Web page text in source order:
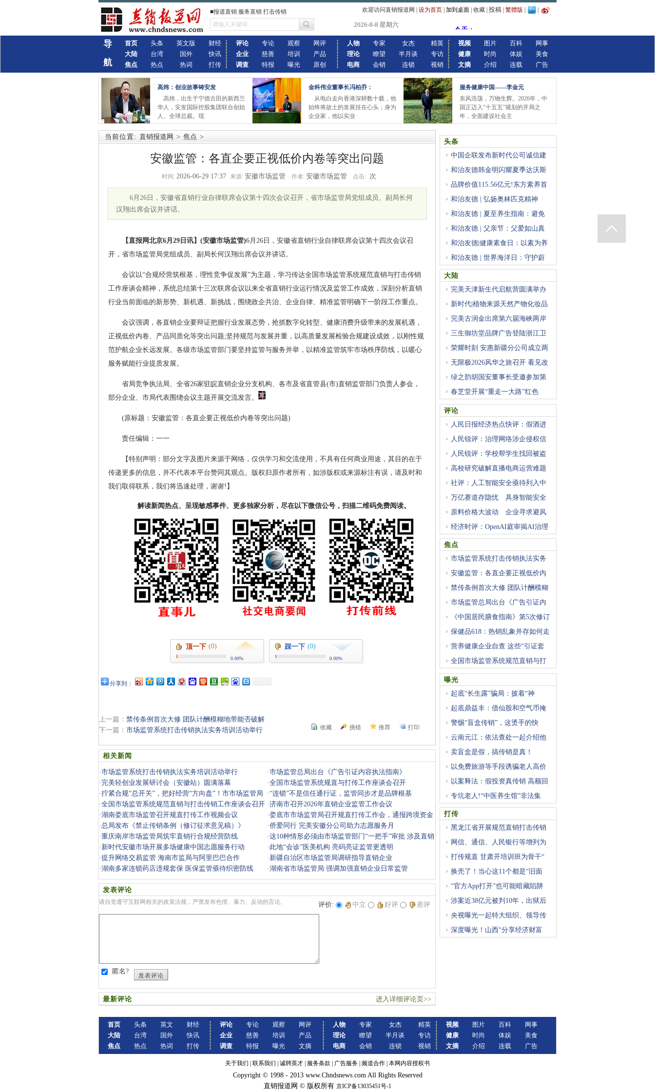
■报道直销 服务直销 打击传销 欢迎访问直销报道网 设为首页 加到桌面 收藏 投稿 繁體版
2026-8-8 星期六
导
航
首页
大陆
焦点
头条
台湾
热点
英文版
国外
热词
财经
快讯
打传
评论
企业
调查
专论
慈善
特报
观察
培训
曝光
网评
产品
原创
人物
理论
电商
专家
瞭望
会销
女杰
半月谈
连锁
精英
专访
视销
视频
健康
文摘
图片
时尚
介绍
百科
体娱
连载
网事
美食
广告
高炜：创业故事铸安发
高炜，出生于宁德古田的新西兰
华人，安发国际控股集团联合创始
人、全球总裁。现
金科伟业董事长冯柏乔：
从电白走向香港深耕数十载，他
始终将故土的发展挂在心头；身为
企业家，他以实业
服务健康中国——李金元
东风浩荡，万物生辉。2026年，中
国正迈入“十五五”规划的开局之
年，全面建设社会主
当前位置: 直销报道网 > 焦点 >
安徽监管：各直企要正视低价内卷等突出问题
时间: 2026-06-29 17:37 来源: 安徽市场监管 作者: 安徽市场监管 点击: 次
6月26日，安徽省直销行业自律联席会议第十四次会议召开，省市场监管局党组成员、副局长何
汉翔出席会议并讲话。
【直报网北京6月29日讯】(安徽市场监管)6月26日，安徽省直销行业自律联席会议第十四次会议召
开，省市场监管局党组成员、副局长何汉翔出席会议并讲话。
会议以“合规经营筑根基，理性竞争促发展”为主题，学习传达全国市场监管系统规范直销与打击传销
工作座谈会精神，系统总结第十三次联席会议以来全省直销行业运行情况及监管工作成效，深刻分析直销
行业当前面临的新形势、新机遇、新挑战，围绕政企共治、企业自律、精准监管明确下一阶段工作重点。
会议强调，各直销企业要辩证把握行业发展态势，抢抓数字化转型、健康消费升级带来的发展机遇，
正视低价内卷、产品同质化等突出问题;坚持规范与发展并重，以高质量发展检验合规建设成效，以刚性规
范护航企业长远发展。各级市场监管部门要坚持监管与服务并举，以精准监管筑牢市场秩序防线，以暖心
服务赋能行业提质发展。
省局竞争执法局、全省26家驻皖直销企业分支机构、各市及省直管县(市)直销监管部门负责人参会，
部分企业、市局代表围绕会议主题开展交流发言。
(原标题：安徽监管：各直企要正视低价内卷等突出问题)
责任编辑：一一
【特别声明：部分文字及图片来源于网络，仅供学习和交流使用，不具有任何商业用途，其目的在于
传递更多的信息，并不代表本平台赞同其观点。版权归原作者所有，如涉版权或来源标注有误，请及时和
我们取得联系，我们将迅速处理，谢谢!】
解读新闻热点、呈现敏感事件、更多独家分析，尽在以下微信公号，扫描二维码免费阅读。
顶一下 (0)
0.00%
踩一下 (0)
0.00%
分享到：
上一篇： 禁传条例首次大修 团队计酬模糊地带能否破解
下一篇： 市场监管系统打击传销执法实务培训活动举行 收藏 挑错 推荐 打印
相关新闻
·市场监管系统打击传销执法实务培训活动举行 ·市场监管总局出台《广告引证内容执法指南》
· 完美轻创业发展研讨会（安徽站）圆满落幕 ·全国市场监管系统规直与打传工作座谈会召开
·拧紧合规“总开关”，把好经营“方向盘”！市市场监管局
对辖
·“连锁”不是信任通行证，监管同步才是品牌根基
·全国市场监管系统规范直销与打击传销工作座谈会召开 ·济南市召开2026年直销企业监管工作会议
·湖南娄底市场监管召开规直打传工作视频会议 ·娄底市市场监管局召开规直打传工作会，通报跨境资金
盘处置情
·总局发布《禁止传销条例（修订征求意见稿）》 ·侨爱同行 完美安徽分公司助力志愿服务月
·重庆南岸市场监管局筑牢直销行合规经营防线 ·这10种情形必须由市场监管部门“一把手”审批 涉及直销
与传销
· 新时代安徽市场开展多场健康中国志愿服务行动 · 此地“会诊”医美机构 亮码亮证监管更透明
·提升网络交易监管 海南市监局与阿里巴巴合作 · 新疆自治区市场监管局调研指导直销企业
·湖南多家连锁药店违规套保 医保监管亟待织密防线 ·湖南省市场监管局:强调加强直销企业日常监管
发表评论
请自觉遵守互联网相关的政策法规，严禁发布色情、暴力、反动的言论。 评价: 中立 好评 差评
匿名?
发表评论
最新评论 进入详细评论页>>
头条
中国企联发布新时代公司诚信建
和治友德韩金明闪耀夏季达沃斯
品牌价值115.56亿元!东方素养首
和治友德 | 弘扬奥林匹克精神
和治友德 | 夏至养生指南：避免
和治友德 | 父亲节：父爱如山真
和治友德|健康素食日：以素为养
和治友德 | 世界海洋日：守护蔚
大陆
完美天津新生代启航营圆满举办
新时代|植物来源天然产物化妆品
完美古润金出席第六届海峡两岸
三生御坊堂品牌广告登陆浙江卫
荣耀时刻 安惠新疆分公司成立两
无限极2026风华之旅召开 看见改
绿之韵胡国安董事长受邀参加第
春芝堂开展“重走一大路”红色
评论
人民日报经济热点快评：假酒进
人民锐评：治理网络涉企侵权信
人民锐评：学校帮学生找回被盗
高校研究破解直播电商运营难题
社评：人工智能安全亟待列入中
万亿赛道存隐忧 具身智能安全
原料价格大波动 企业寻求避风
经济时评：OpenAI庭审揭AI治理
困
焦点
市场监管系统打击传销执法实务
安徽监管：各直企要正视低价内
禁传条例首次大修 团队计酬模糊
市场监管总局出台《广告引证内
《中国居民膳食指南》第5次修订
保健品618：热销乱象并存如何走
营养健康企业自查 这些“引证套
全国市场监管系统规范直销与打
曝光
起底“长生露”骗局：披着“神
起底鼎益丰：借仙股和空气币掩
警惕“盲盒传销”，这烫手的快
云南元江：依法查处一起介绍他
卖盲盒是假，搞传销是真！
以免费旅游等手段诱骗老人高价
以案释法：假投资真传销 高额回
专坑老人!“中医养生馆”非法集
打传
黑龙江省开展规范直销打击传销
网信、通信、人民银行等增列为
打传规直 甘肃开培训班为骨干“
换壳了！当心这11个都是“旧面
“官方App打开”也可能暗藏陷阱
涉案近38亿元被判10年，出狱后
央视曝光一起特大组织、领导传
深度曝光！山西“分享经济财富
首页
大陆
焦点
头条
台湾
热点
英文
国外
热词
财经
快讯
打传
评论
企业
调查
专论
慈善
特报
观察
培训
曝光
网评
产品
文摘
人物
理论
电商
专家
瞭望
会销
女杰
半月谈
连锁
精英
专访
视销
视频
健康
文摘
图片
时尚
介绍
百科
体娱
连载
网事
美食
广告
关于我们 联系我们 诚聘英才 服务条款 广告服务 频道合作 本网内容授权书
Copyright © 1998 - 2013 www.Chndsnews.com All Rights Reserved
直销报道网 © 版权所有 京ICP备13035451号-1